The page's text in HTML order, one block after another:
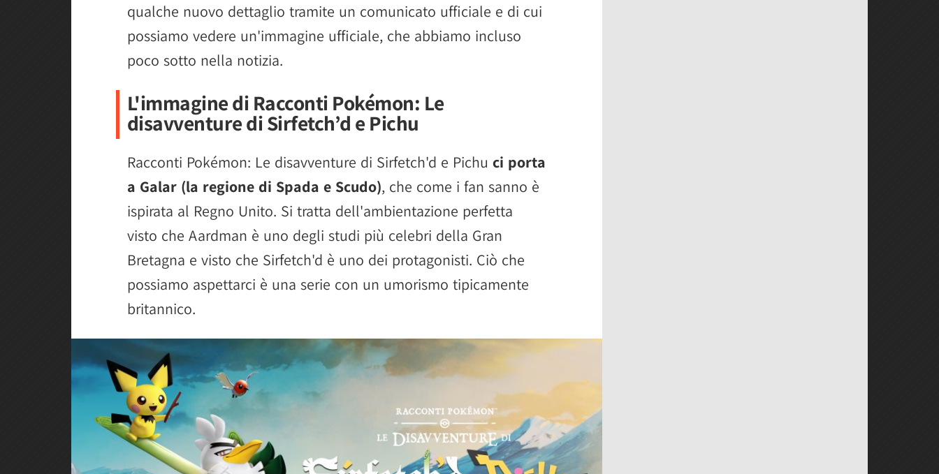
qualche nuovo dettaglio tramite un comunicato ufficiale e di cui
possiamo vedere un'immagine ufficiale, che abbiamo incluso
poco sotto nella notizia.
L'immagine di Racconti Pokémon: Le
disavventure di Sirfetch’d e Pichu
Racconti Pokémon: Le disavventure di Sirfetch'd e Pichu ci porta
a Galar (la regione di Spada e Scudo), che come i fan sanno è
ispirata al Regno Unito. Si tratta dell'ambientazione perfetta
visto che Aardman è uno degli studi più celebri della Gran
Bretagna e visto che Sirfetch'd è uno dei protagonisti. Ciò che
possiamo aspettarci è una serie con un umorismo tipicamente
britannico.